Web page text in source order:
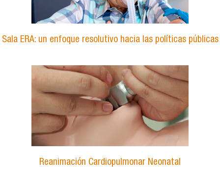
Sala ERA: un enfoque resolutivo hacia las políticas públicas
Reanimación Cardiopulmonar Neonatal